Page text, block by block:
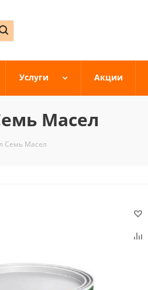
Услуги Акции
Масел
Семь Масел